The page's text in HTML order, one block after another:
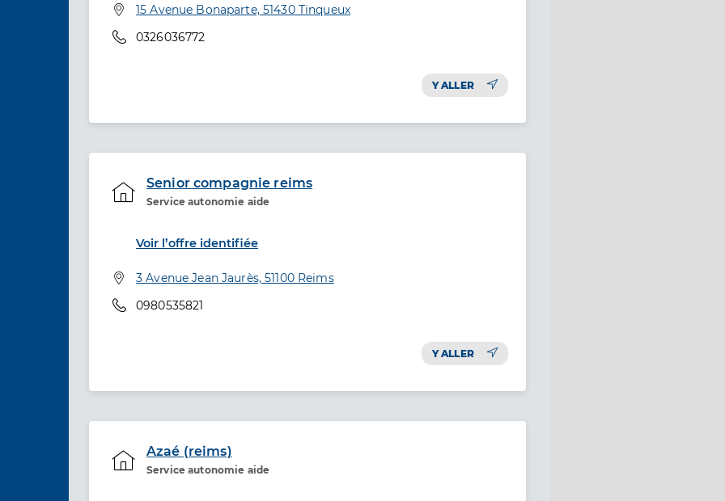
Adresse
15 Avenue Bonaparte, 51430 Tinqueux
Téléphone
0326036772
Y ALLER
Senior compagnie reims
Service autonomie aide
Etablissement de soins
Voir l’offre identifiée
Adresse
3 Avenue Jean Jaurès, 51100 Reims
Téléphone
0980535821
Y ALLER
Azaé (reims)
Service autonomie aide
Etablissement de soins